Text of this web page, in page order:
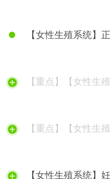
【女性生殖系统】
【重点】【女性生
【重点】【女性生
【女性生殖系统】